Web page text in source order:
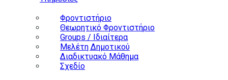
Φροντιστήριο
Θεωρητικό Φροντιστήριο
Groups / Ιδιαίτερα
Μελέτη Δημοτικού
Διαδικτυακό Μάθημα
Σχεδίο